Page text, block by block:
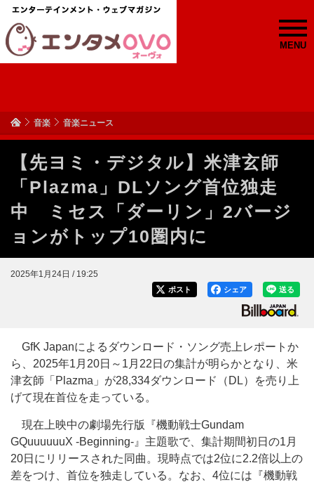
MENU
音楽 音楽ニュース
【先ヨミ・デジタル】米津玄師
「Plazma」DLソング首位独走
中 ミセス「ダーリン」2バージ
ョンがトップ10圏内に
2025年1月24日 / 19:25
送る
シェア
ポスト
GfK Japanによるダウンロード・ソング売上レポートか
ら、2025年1月20日～1月22日の集計が明らかとなり、米
津玄師「Plazma」が28,334ダウンロード（DL）を売り上
げて現在首位を走っている。
現在上映中の劇場先行版『機動戦士Gundam
GQuuuuuuX -Beginning-』主題歌で、集計期間初日の1月
20日にリリースされた同曲。現時点では2位に2.2倍以上の
差をつけ、首位を独走している。なお、4位には『機動戦